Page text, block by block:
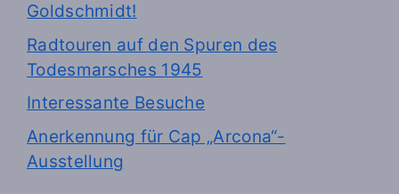
Goldschmidt!
Radtouren auf den Spuren des
Todesmarsches 1945
Interessante Besuche
Anerkennung für Cap „Arcona“-
Ausstellung